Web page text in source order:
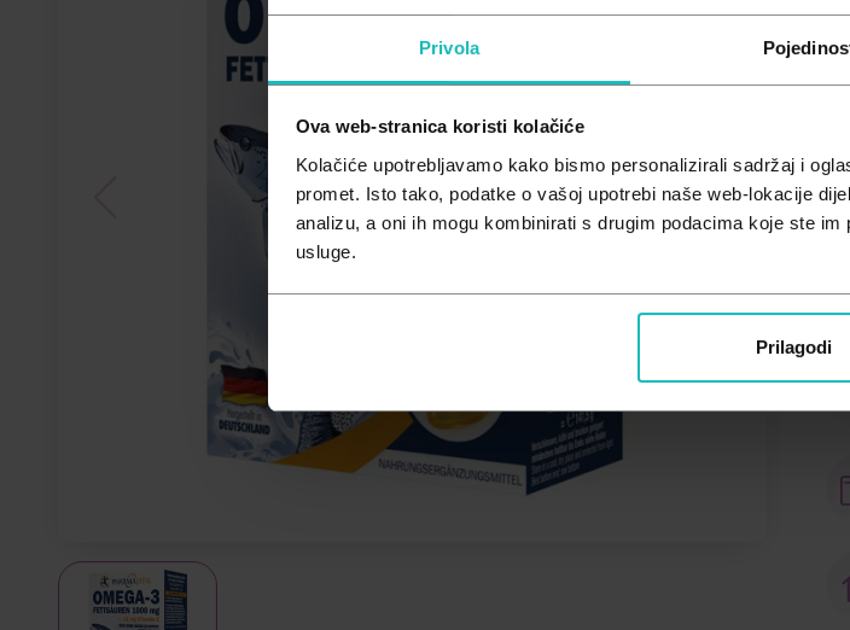
Privola
Ova web-stranica koristi kolačiće
Kolačiće upotrebljavamo kako bismo personalizirali sadržaj i
promet. Isto tako, podatke o vašoj upotrebi naše web-lokacije
analizu, a oni ih mogu kombinirati s drugim podacima koje ste
usluge.
Prilagodi
Za